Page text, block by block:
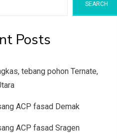
SEARCH
Posts
tebang pohon Ternate,
ACP fasad Demak
ACP fasad Sragen